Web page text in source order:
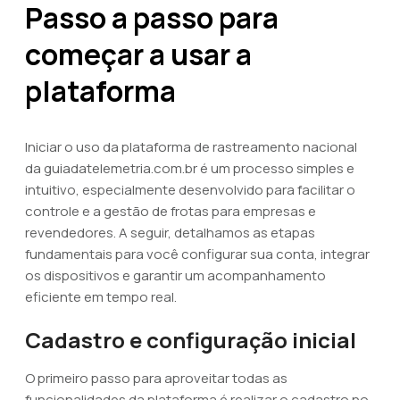
Passo a passo para
começar a usar a
plataforma
Iniciar o uso da plataforma de rastreamento nacional
da guiadatelemetria.com.br é um processo simples e
intuitivo, especialmente desenvolvido para facilitar o
controle e a gestão de frotas para empresas e
revendedores. A seguir, detalhamos as etapas
fundamentais para você configurar sua conta, integrar
os dispositivos e garantir um acompanhamento
eficiente em tempo real.
Cadastro e configuração inicial
O primeiro passo para aproveitar todas as